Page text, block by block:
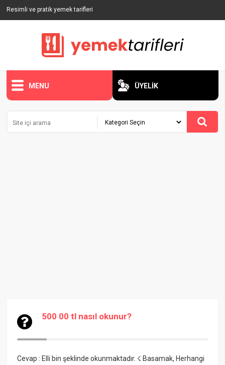
Resimli ve pratik yemek tarifleri
MENU ÜYELİK
500 00 tl nasıl okunur?
Cevap : Elli bin şeklinde okunmaktadır. ☇ Basamak, Herhangi